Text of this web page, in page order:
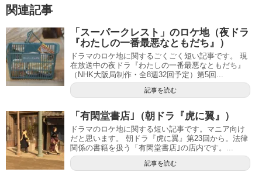
関連記事
「スーパークレスト」のロケ地（夜ドラ
『わたしの一番最悪なともだち』）
ドラマのロケ地に関するごくごく短い記事です。 現
在放送中の夜ドラ『わたしの一番最悪なともだち』
（NHK大阪局制作・全8週32回予定）第5回...
記事を読む
「有閑堂書店｣（朝ドラ『虎に翼』）
ドラマのロケ地に関する短い記事です。マニア向け
だと思います。 朝ドラ『虎に翼』第23回から。法律
関係の書籍を扱う「有閑堂書店｣の店内です。...
記事を読む